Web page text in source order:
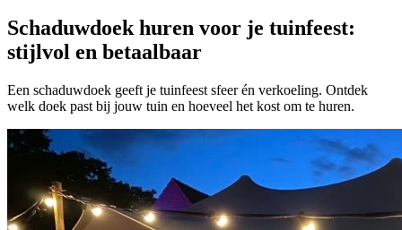
Schaduwdoek huren voor je tuinfeest:
stijlvol en betaalbaar
Een schaduwdoek geeft je tuinfeest sfeer én verkoeling. Ontdek
welk doek past bij jouw tuin en hoeveel het kost om te huren.